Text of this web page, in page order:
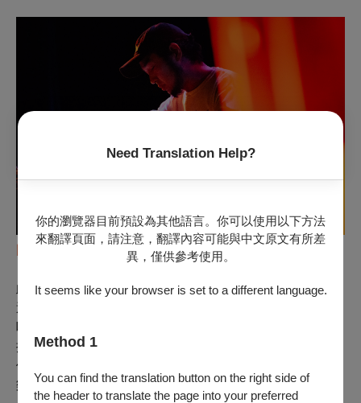
Need Translation Help?
你的瀏覽器目前預設為其他語言。你可以使用以下方法
來翻譯頁面，請注意，翻譯內容可能與中文原文有所差
異，僅供參考使用。
It seems like your browser is set to a different language.
Method 1
You can find the translation button on the right side of
the header to translate the page into your preferred
sniff，攝影：林軒朗
此次計畫透過論壇、演講、工作坊及現場表演等活動，將
這些志同道合卻素未謀面的音樂人齊聚一堂，分享彼此在
探討在包容與排斥的兩股力量相互衝撞的邊緣空間裡，我
們如何能從洞察美學、技術、文化背景這些形塑音樂及音
樂史的過程中，來獲得啟發。